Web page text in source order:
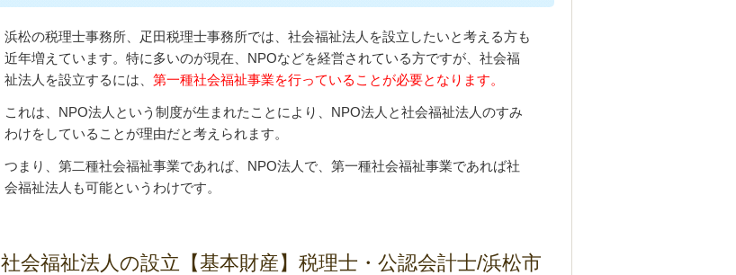
浜松の税理士事務所、疋田税理士事務所では、社会福祉法人を設立したいと考える方も
近年増えています。特に多いのが現在、NPOなどを経営されている方ですが、社会福
祉法人を設立するには、 第一種社会福祉事業を行っていることが必要となります。
これは、NPO法人という制度が生まれたことにより、NPO法人と社会福祉法人のすみ
わけをしていることが理由だと考えられます。
つまり、第二種社会福祉事業であれば、NPO法人で、第一種社会福祉事業であれば社
会福祉法人も可能というわけです。
社会福祉法人の設立【基本財産】税理士・公認会計士/浜松市